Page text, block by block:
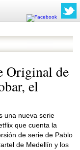
Original de
el
una nueva serie
que cuenta la
de serie de Pablo
de Medellín y los